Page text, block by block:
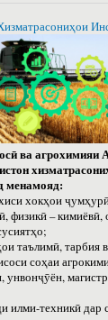
ва агрохимияи
менамояд:
хокҳои
физикӣ – кимиёвӣ,
таълимӣ, тарбия
соҳаи
унвонҷӯён,
илми-техникӣ